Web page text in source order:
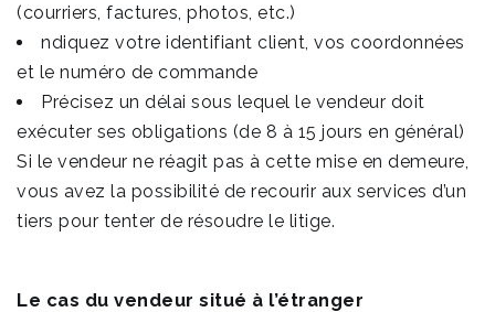
(courriers, factures, photos, etc.)
ndiquez votre identifiant client, vos coordonnées
et le numéro de commande
Précisez un délai sous lequel le vendeur doit
exécuter ses obligations (de 8 à 15 jours en général)
Si le vendeur ne réagit pas à cette mise en demeure,
vous avez la possibilité de recourir aux services d’un
tiers pour tenter de résoudre le litige.
Le cas du vendeur situé à l’étranger